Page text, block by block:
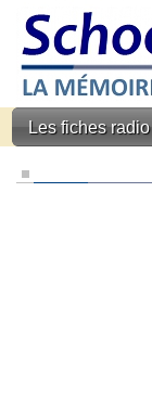
Les fiches radio